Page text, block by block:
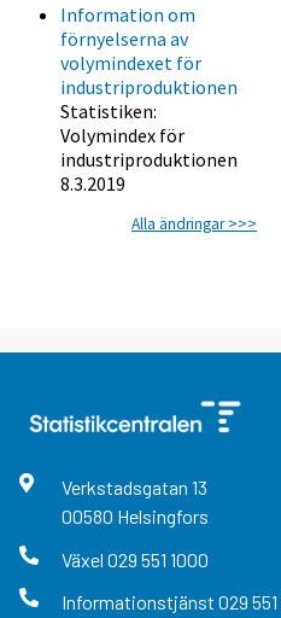
Information om
förnyelserna av
volymindexet för
industriproduktionen
Statistiken:
Volymindex för
industriproduktionen
8.3.2019
Alla ändringar >>>
Verkstadsgatan 13
00580 Helsingfors
Växel 029 551 1000
Informationstjänst 029